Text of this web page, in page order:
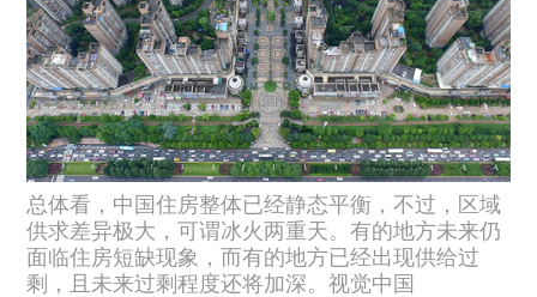
总体看，中国住房整体已经静态平衡，不过，区域
供求差异极大，可谓冰火两重天。有的地方未来仍
面临住房短缺现象，而有的地方已经出现供给过
剩，且未来过剩程度还将加深。视觉中国